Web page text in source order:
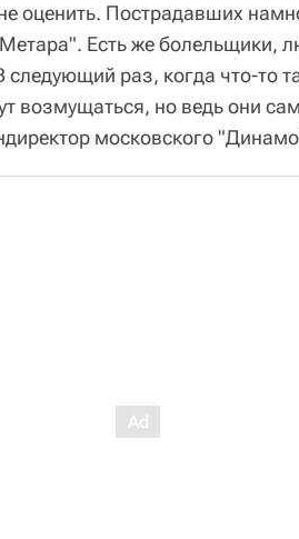
оценить. Пострадавших
Есть же болельщики,
раз, когда что-то
возмущаться, но ведь они
московского